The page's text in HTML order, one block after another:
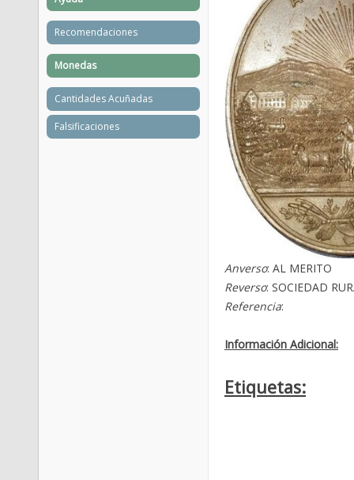
Anverso: AL MERITO
Reverso: SOCIEDAD
Referencia:
Información Adicional:
Etiquetas:
Recomendaciones
Monedas
Cantidades Acuñadas
Falsificaciones